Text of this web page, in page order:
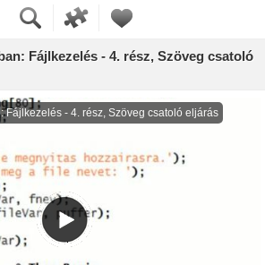
Fájlkezelés - 4. rész, Szöveg csatoló